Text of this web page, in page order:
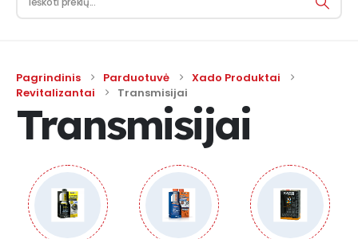
Pagrindinis Parduotuvė
Xado Produktai
Revitalizantai
Transmisijai
Transmisijai